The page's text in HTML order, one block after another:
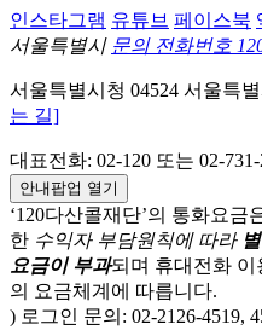
인스타그램 유튜브 페이스북
서울특별시 문의 전화번호
서울특별시청 04524 서울특
는 길]
대표전화: 02-120 또는 02-
안내팝업 열기
‘120다산콜재단’의 통화요
한 수익자 부담원칙에 따라
요금이 부과되며 휴대전화
의 요금체계에 따릅니다.
) 로그인 문의: 02-2126-4519,